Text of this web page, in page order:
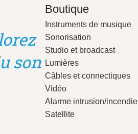
son
Boutique
Instruments de musique
Sonorisation
Studio et broadcast
Lumières
Câbles et connectiques
Vidéo
Alarme intrusion/incendie
Satellite